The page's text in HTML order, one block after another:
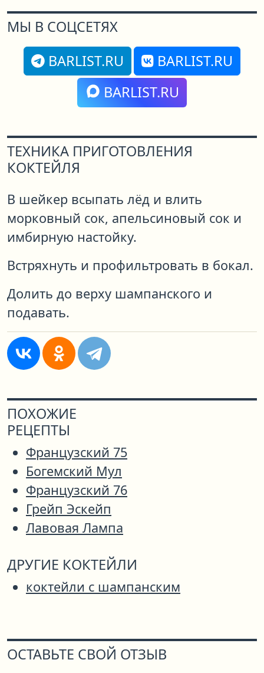
МЫ В СОЦСЕТЯХ
BARLIST.RU
BARLIST.RU
BARLIST.RU
ТЕХНИКА ПРИГОТОВЛЕНИЯ
КОКТЕЙЛЯ
В шейкер всыпать лёд и влить
морковный сок, апельсиновый сок и
имбирную настойку.
Встряхнуть и профильтровать в бокал.
Долить до верху шампанского и
подавать.
ПОХОЖИЕ
РЕЦЕПТЫ
Французский 75
Богемский Мул
Французский 76
Грейп Эскейп
Лавовая Лампа
ДРУГИЕ КОКТЕЙЛИ
коктейли с шампанским
ОСТАВЬТЕ СВОЙ ОТЗЫВ